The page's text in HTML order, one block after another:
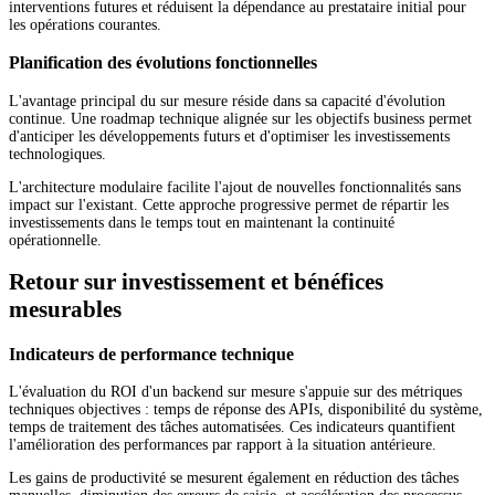
interventions futures et réduisent la dépendance au prestataire initial pour
les opérations courantes.
Planification des évolutions fonctionnelles
L'avantage principal du sur mesure réside dans sa capacité d'évolution
continue. Une roadmap technique alignée sur les objectifs business permet
d'anticiper les développements futurs et d'optimiser les investissements
technologiques.
L'architecture modulaire facilite l'ajout de nouvelles fonctionnalités sans
impact sur l'existant. Cette approche progressive permet de répartir les
investissements dans le temps tout en maintenant la continuité
opérationnelle.
Retour sur investissement et bénéfices
mesurables
Indicateurs de performance technique
L'évaluation du ROI d'un backend sur mesure s'appuie sur des métriques
techniques objectives : temps de réponse des APIs, disponibilité du système,
temps de traitement des tâches automatisées. Ces indicateurs quantifient
l'amélioration des performances par rapport à la situation antérieure.
Les gains de productivité se mesurent également en réduction des tâches